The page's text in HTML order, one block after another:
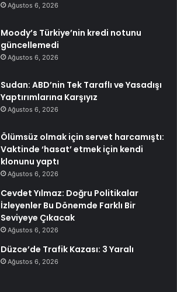
Ağustos 6, 2026
Moody’s Türkiye’nin kredi notunu
güncellemedi
Ağustos 6, 2026
Sudan: ABD’nin Tek Taraflı ve Yasadışı
Yaptırımlarına Karşıyız
Ağustos 6, 2026
Ölümsüz olmak için servet harcamıştı:
Vaktinde ‘hasat’ etmek için kendi
klonunu yaptı
Ağustos 6, 2026
Cevdet Yılmaz: Doğru Politikalar
İzleyenler Bu Dönemde Farklı Bir
Seviyeye Çıkacak
Ağustos 6, 2026
Düzce’de Trafik Kazası: 3 Yaralı
Ağustos 6, 2026